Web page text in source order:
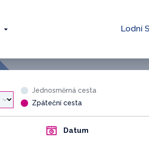
Lodní
Jednosměrná cesta
Zpáteční cesta
Datum